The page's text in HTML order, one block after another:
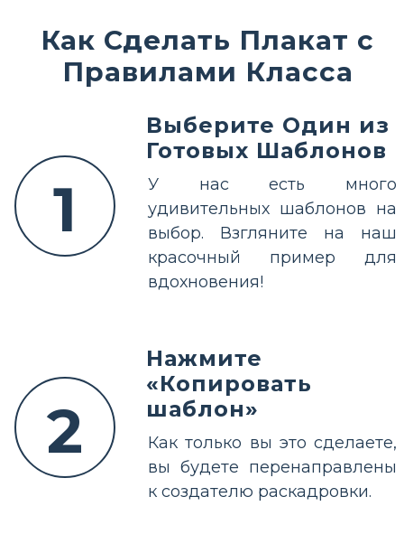
Как Сделать Плакат с
Правилами Класса
1
Выберите Один из
Готовых Шаблонов
У нас есть много
удивительных шаблонов на
выбор. Взгляните на наш
красочный пример для
вдохновения!
2
Нажмите
«Копировать
шаблон»
Как только вы это сделаете,
вы будете перенаправлены
к создателю раскадровки.